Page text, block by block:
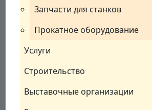
Запчасти для станков
Прокатное оборудование
Услуги
Строительство
Выставочные организации